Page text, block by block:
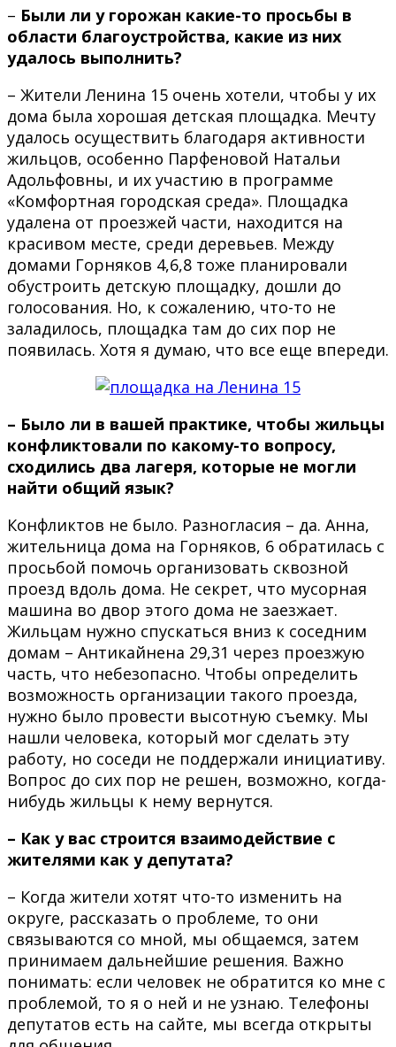
– Были ли у горожан какие-то просьбы в
области благоустройства, какие из них
удалось выполнить?
– Жители Ленина 15 очень хотели, чтобы у их
дома была хорошая детская площадка. Мечту
удалось осуществить благодаря активности
жильцов, особенно Парфеновой Натальи
Адольфовны, и их участию в программе
«Комфортная городская среда». Площадка
удалена от проезжей части, находится на
красивом месте, среди деревьев. Между
домами Горняков 4,6,8 тоже планировали
обустроить детскую площадку, дошли до
голосования. Но, к сожалению, что-то не
заладилось, площадка там до сих пор не
появилась. Хотя я думаю, что все еще впереди.
– Было ли в вашей практике, чтобы жильцы
конфликтовали по какому-то вопросу,
сходились два лагеря, которые не могли
найти общий язык?
Конфликтов не было. Разногласия – да. Анна,
жительница дома на Горняков, 6 обратилась с
просьбой помочь организовать сквозной
проезд вдоль дома. Не секрет, что мусорная
машина во двор этого дома не заезжает.
Жильцам нужно спускаться вниз к соседним
домам – Антикайнена 29,31 через проезжую
часть, что небезопасно. Чтобы определить
возможность организации такого проезда,
нужно было провести высотную съемку. Мы
нашли человека, который мог сделать эту
работу, но соседи не поддержали инициативу.
Вопрос до сих пор не решен, возможно, когда-
нибудь жильцы к нему вернутся.
– Как у вас строится взаимодействие с
жителями как у депутата?
– Когда жители хотят что-то изменить на
округе, рассказать о проблеме, то они
связываются со мной, мы общаемся, затем
принимаем дальнейшие решения. Важно
понимать: если человек не обратится ко мне с
проблемой, то я о ней и не узнаю. Телефоны
депутатов есть на сайте, мы всегда открыты